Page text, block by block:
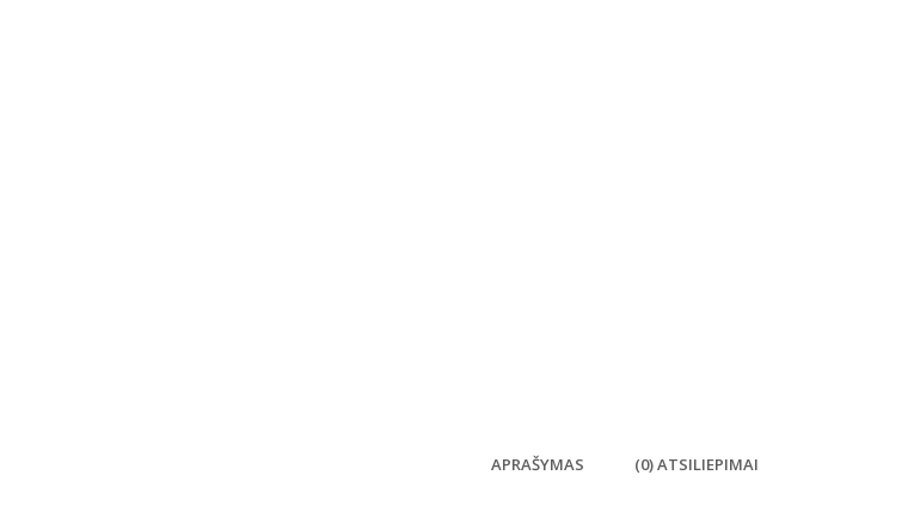
APRAŠYMAS (0) ATSILIEPIMAI